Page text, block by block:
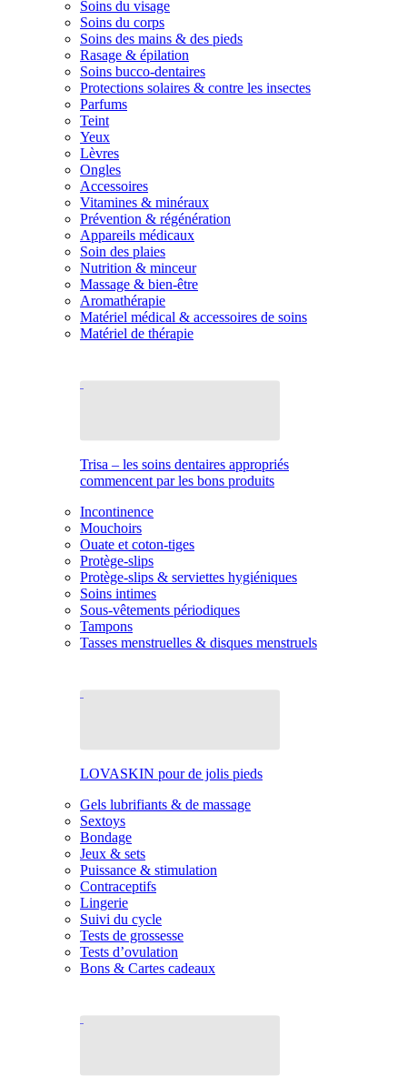
Soins du visage
Soins du corps
Soins des mains & des pieds
Rasage & épilation
Soins bucco-dentaires
Protections solaires & contre les insectes
Parfums
Teint
Yeux
Lèvres
Ongles
Accessoires
Vitamines & minéraux
Prévention & régénération
Appareils médicaux
Soin des plaies
Nutrition & minceur
Massage & bien-être
Aromathérapie
Matériel médical & accessoires de soins
Matériel de thérapie
Trisa – les soins dentaires appropriés
commencent par les bons produits
Incontinence
Mouchoirs
Ouate et coton-tiges
Protège-slips
Protège-slips & serviettes hygiéniques
Soins intimes
Sous-vêtements périodiques
Tampons
Tasses menstruelles & disques menstruels
LOVASKIN pour de jolis pieds
Gels lubrifiants & de massage
Sextoys
Bondage
Jeux & sets
Puissance & stimulation
Contraceptifs
Lingerie
Suivi du cycle
Tests de grossesse
Tests d’ovulation
Bons & Cartes cadeaux